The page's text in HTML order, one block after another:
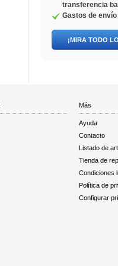
transferencia
Gastos de
¡MIRA TODO
Más
Ayuda
Contacto
Listado de
Tienda de
Condiciones
Política de
Configurar